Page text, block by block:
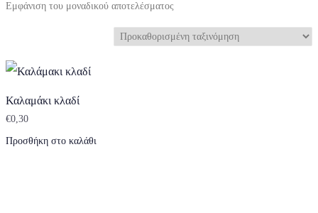
Εμφάνιση του μοναδικού αποτελέσματος
Καλαμάκι κλαδί
€0,30
Προσθήκη στο καλάθι